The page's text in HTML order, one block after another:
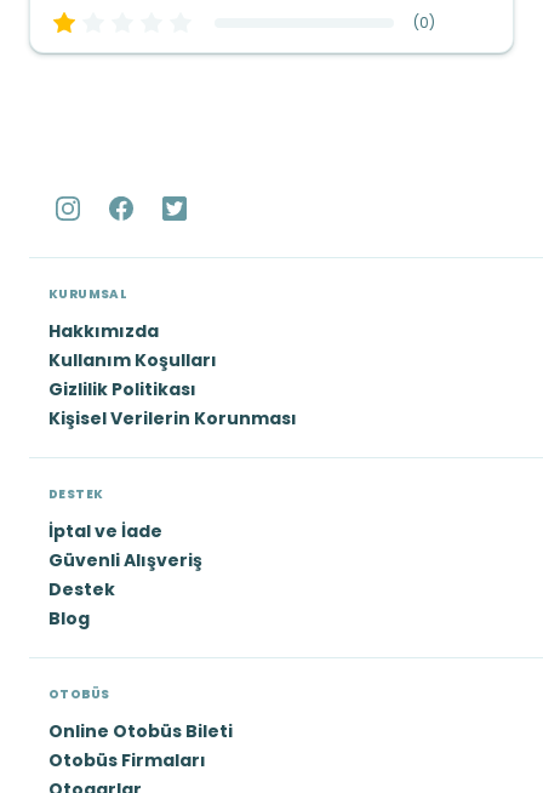
(0)
KURUMSAL
Hakkımızda
Kullanım Koşulları
Gizlilik Politikası
Kişisel Verilerin Korunması
DESTEK
İptal ve İade
Güvenli Alışveriş
Destek
Blog
OTOBÜS
Online Otobüs Bileti
Otobüs Firmaları